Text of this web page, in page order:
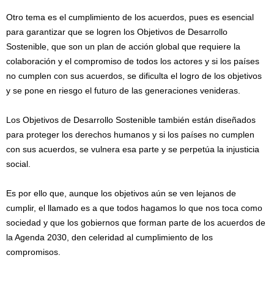
Otro tema es el cumplimiento de los acuerdos, pues es esencial
para garantizar que se logren los Objetivos de Desarrollo
Sostenible, que son un plan de acción global que requiere la
colaboración y el compromiso de todos los actores y si los países
no cumplen con sus acuerdos, se dificulta el logro de los objetivos
y se pone en riesgo el futuro de las generaciones venideras.
Los Objetivos de Desarrollo Sostenible también están diseñados
para proteger los derechos humanos y si los países no cumplen
con sus acuerdos, se vulnera esa parte y se perpetúa la injusticia
social.
Es por ello que, aunque los objetivos aún se ven lejanos de
cumplir, el llamado es a que todos hagamos lo que nos toca como
sociedad y que los gobiernos que forman parte de los acuerdos de
la Agenda 2030, den celeridad al cumplimiento de los
compromisos.